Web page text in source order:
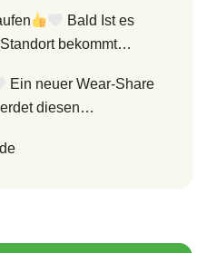
Bald Ist es
bekommt…
Ein neuer Wear-Share
diesen…